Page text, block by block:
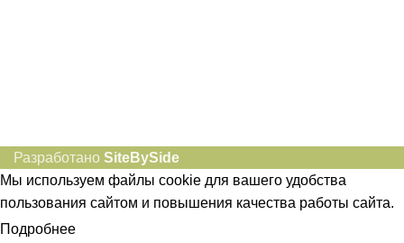
Разработано SiteBySide
Мы используем файлы cookie для вашего удобства
пользования сайтом и повышения качества работы сайта.
Подробнее